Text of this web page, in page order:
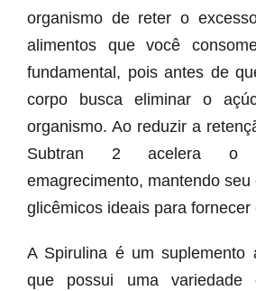
organismo de reter o
alimentos que você
fundamental, pois antes de
corpo busca eliminar o
organismo. Ao reduzir a
Subtran 2 acelera o
emagrecimento, mantendo
glicêmicos ideais para fornecer
A Spirulina é um suplemento
que possui uma variedade